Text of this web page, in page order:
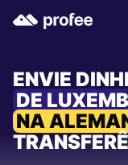
ENVIE
DE
NA